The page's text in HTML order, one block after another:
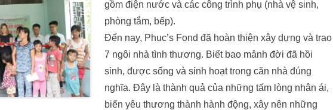
gồm điện nước và các công trình phụ (nhà vệ sinh,
phòng tắm, bếp).
Đến nay, Phuc’s Fond đã hoàn thiện xây dựng và trao
7 ngôi nhà tình thương. Biết bao mảnh đời đã hồi
sinh, được sống và sinh hoạt trong căn nhà đúng
nghĩa. Đây là thành quả của những tấm lòng nhân ái,
biến yêu thương thành hành động, xây nên những